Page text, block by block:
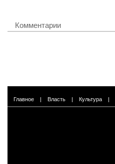
Комментарии
Главное | Власть | Культура |